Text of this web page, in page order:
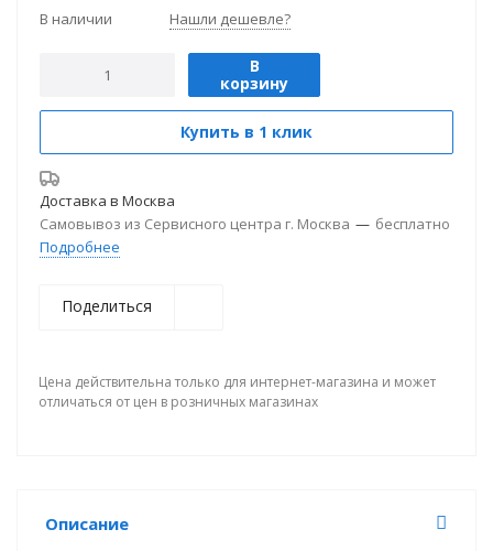
В наличии Нашли дешевле?
В
корзину
Купить в 1 клик
Доставка в Москва
Самовывоз из Сервисного центра г. Москва — бесплатно
Подробнее
Поделиться
Цена действительна только для интернет-магазина и может
отличаться от цен в розничных магазинах
Описание